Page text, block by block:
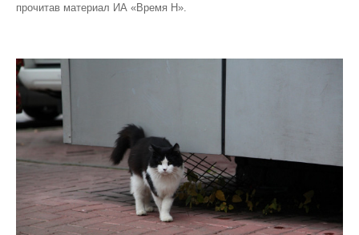
прочитав материал ИА «Время Н».